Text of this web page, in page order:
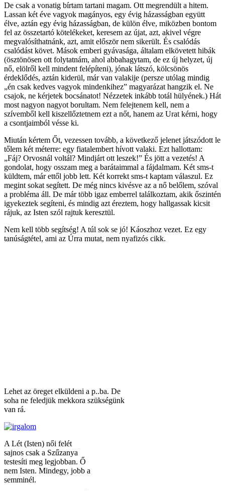
De csak a vonatig bírtam tartani magam. Ott megrendült a hitem.
Lassan két éve vagyok magányos, egy évig házasságban együtt
élve, aztán egy évig házasságban, de külön élve, miközben bontom
fel az összetartó kötelékeket, keresem az újat, azt, akivel végre
megvalósíthatnánk, azt, amit először nem sikerült. És csalódás
csalódást követ. Mások emberi gyávasága, általam elkövetett hibák
(ösztönösen ott folytatnám, ahol abbahagytam, de ez új helyzet, új
nő, elölről kell mindent felépíteni), jónak látszó, kölcsönös
érdeklődés, aztán kiderül, már van valakije (persze utólag mindig
„én csak kedves vagyok mindenkihez” magyarázat hangzik el. Ne
csajok, ne kérjetek bocsánatot! Nézzetek inkább totál hülyének.) Hát
most nagyon nagyot borultam. Nem felejtenem kell, nem a
szívemből kell kiszellőztetnem ezt a nőt, hanem az Urat kérni, hogy
a csontjaimból vésse ki.
Miután kértem Őt, vezessen tovább, a következő jelenet játszódott le
tőlem két méterre: egy fiatalembert hívott valaki. Ezt hallottam:
„Fáj? Orvosnál voltál? Mindjárt ott leszek!” És jött a vezetés! A
gondolat, hogy osszam meg a barátaimmal a fájdalmam. Két sms-t
küldtem, már ettől jobb lett. Két korrekt sms-t kaptam válaszul. Ez
megint sokat segített. De még nincs kivésve az a nő belőlem, szóval
a probléma áll. De már több igaz emberrel találkoztam, akik őszintén
igyekeztek segíteni, és mindig azt éreztem, hogy hallgassak kicsit
rájuk, az Isten szól rajtuk keresztül.
Nem kell több segítség! A túl sok se jó! Káoszhoz vezet. Ez egy
tanúságtétel, ami az Úrra mutat, nem nyafizós cikk.
Lehet az öreget elküldeni a p..ba. De
soha ne feledjük mekkora szükségünk
van rá.
A Lét (Isten) női felét
sajnos csak a Szűzanya
testesíti meg legjobban. Ő
nem Isten. Mindegy, jobb a
semminél.